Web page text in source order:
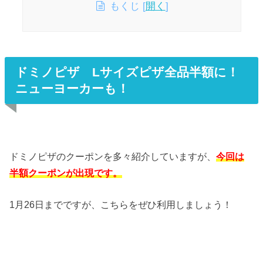
もくじ [開く ]
ドミノピザ Lサイズピザ全品半額に！
ニューヨーカーも！
ドミノピザのクーポンを多々紹介していますが、今回は
半額クーポンが出現です。
1月26日までですが、こちらをぜひ利用しましょう！